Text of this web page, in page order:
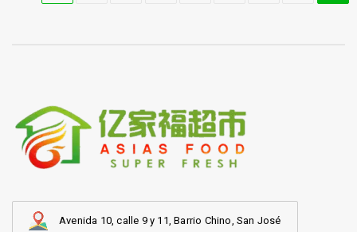
Avenida 10, calle 9 y 11, Barrio Chino, San José